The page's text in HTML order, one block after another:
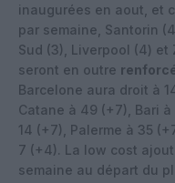
inaugurées en aout, et
par semaine, Santorin
Sud (3), Liverpool (4)
seront en outre
Barcelone aura droit à
Catane à 49 (+7), Bari
14 (+7), Palerme à 35
7 (+4). La low cost
semaine au départ du